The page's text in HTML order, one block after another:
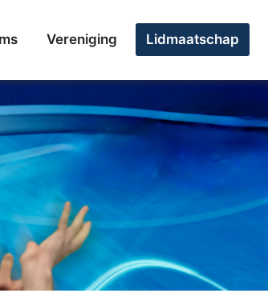
Vereniging Lidmaatschap